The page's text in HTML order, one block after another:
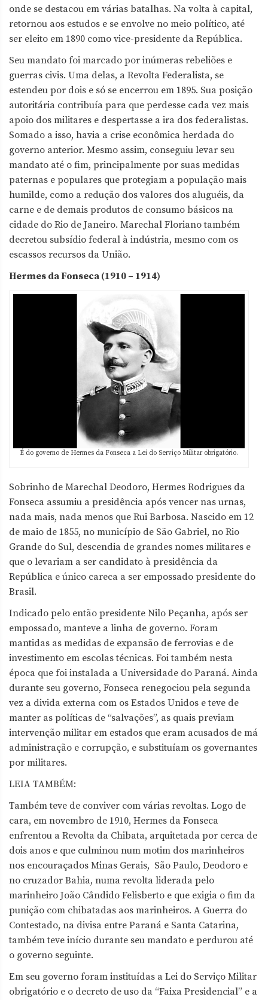
onde se destacou em várias batalhas. Na volta à capital,
retornou aos estudos e se envolve no meio político, até
ser eleito em 1890 como vice-presidente da República.
Seu mandato foi marcado por inúmeras rebeliões e
guerras civis. Uma delas, a Revolta Federalista, se
estendeu por dois e só se encerrou em 1895. Sua posição
autoritária contribuía para que perdesse cada vez mais
apoio dos militares e despertasse a ira dos federalistas.
Somado a isso, havia a crise econômica herdada do
governo anterior. Mesmo assim, conseguiu levar seu
mandato até o fim, principalmente por suas medidas
paternas e populares que protegiam a população mais
humilde, como a redução dos valores dos aluguéis, da
carne e de demais produtos de consumo básicos na
cidade do Rio de Janeiro. Marechal Floriano também
decretou subsídio federal à indústria, mesmo com os
escassos recursos da União.
Hermes da Fonseca (1910 – 1914)
É do governo de Hermes da Fonseca a Lei do Serviço Militar obrigatório.
Sobrinho de Marechal Deodoro, Hermes Rodrigues da
Fonseca assumiu a presidência após vencer nas urnas,
nada mais, nada menos que Rui Barbosa. Nascido em 12
de maio de 1855, no município de São Gabriel, no Rio
Grande do Sul, descendia de grandes nomes militares e
que o levariam a ser candidato à presidência da
República e único careca a ser empossado presidente do
Brasil.
Indicado pelo então presidente Nilo Peçanha, após ser
empossado, manteve a linha de governo. Foram
mantidas as medidas de expansão de ferrovias e de
investimento em escolas técnicas. Foi também nesta
época que foi instalada a Universidade do Paraná. Ainda
durante seu governo, Fonseca renegociou pela segunda
vez a divida externa com os Estados Unidos e teve de
manter as políticas de “salvações”, as quais previam
intervenção militar em estados que eram acusados de má
administração e corrupção, e substituíam os governantes
por militares.
LEIA TAMBÉM:
Também teve de conviver com várias revoltas. Logo de
cara, em novembro de 1910, Hermes da Fonseca
enfrentou a Revolta da Chibata, arquitetada por cerca de
dois anos e que culminou num motim dos marinheiros
nos encouraçados Minas Gerais, São Paulo, Deodoro e
no cruzador Bahia, numa revolta liderada pelo
marinheiro João Cândido Felisberto e que exigia o fim da
punição com chibatadas aos marinheiros. A Guerra do
Contestado, na divisa entre Paraná e Santa Catarina,
também teve início durante seu mandato e perdurou até
o governo seguinte.
Em seu governo foram instituídas a Lei do Serviço Militar
obrigatório e o decreto de uso da “Faixa Presidencial” e a